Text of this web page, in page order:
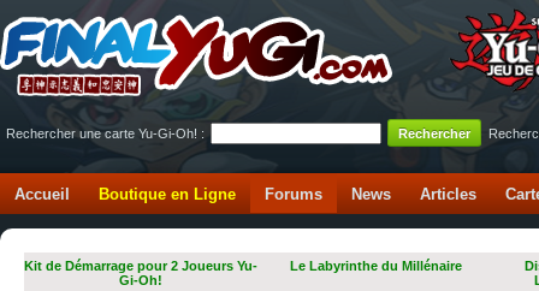
Rechercher une carte Yu-Gi-Oh! :
Accueil Boutique en Ligne Forums News Articles
Kit de Démarrage pour 2 Joueurs Yu-
Gi-Oh!
Le Labyrinthe du Millénaire